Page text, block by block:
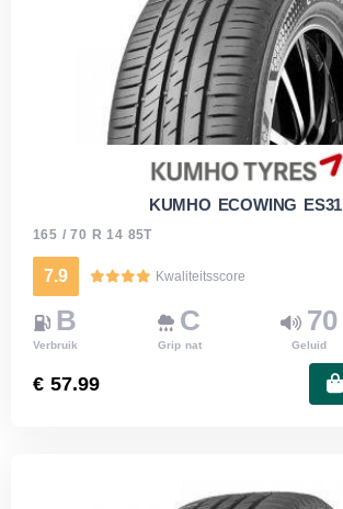
KUMHO ECOWING ES31
165 / 70 R 14 85T
7.9 Kwaliteitsscore
B
Verbruik
C
Grip nat
70
Geluid
€ 57.99